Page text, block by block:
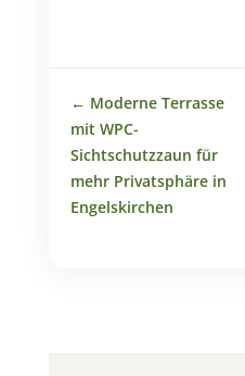
← Moderne Terrasse
mit WPC-
Sichtschutzzaun für
mehr Privatsphäre in
Engelskirchen